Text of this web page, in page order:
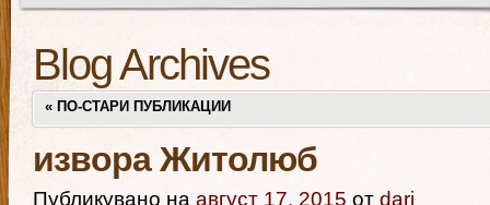
Blog Archives
« ПО-СТАРИ ПУБЛИКАЦИИ
извора Житолюб
Публикувано на август 17, 2015 от dari